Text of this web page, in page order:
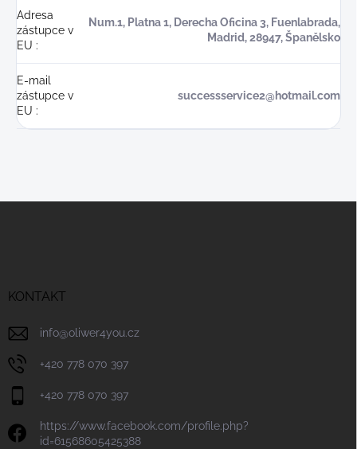
Adresa
zástupce v
EU :
Num.1, Platna 1, Derecha Oficina 3, Fuenlabrada,
Madrid, 28947, Španělsko
E-mail
zástupce v
EU :
successservice2@hotmail.com
KONTAKT
info@oliwer4you.cz
+420 778 070 397
+420 778 070 397
https://www.facebook.com/profile.php?
id=61568605425388